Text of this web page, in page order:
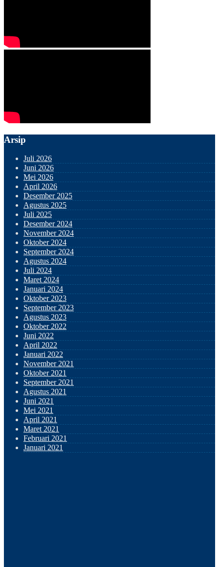
Arsip
Juli 2026
Juni 2026
Mei 2026
April 2026
Desember 2025
Agustus 2025
Juli 2025
Desember 2024
November 2024
Oktober 2024
September 2024
Agustus 2024
Juli 2024
Maret 2024
Januari 2024
Oktober 2023
September 2023
Agustus 2023
Oktober 2022
Juni 2022
April 2022
Januari 2022
November 2021
Oktober 2021
September 2021
Agustus 2021
Juni 2021
Mei 2021
April 2021
Maret 2021
Februari 2021
Januari 2021